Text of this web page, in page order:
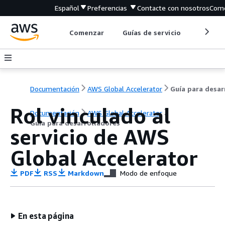
Español Preferencias Contacte con nosotros
Comenzar Guías de servicio
Documentación AWS Global Accelerator
Documentación
AWS Global Accelerator
Guía para desarrolladores
Rol vinculado al
servicio de AWS
Global Accelerator
PDF RSS Markdown Modo de enfoque
En esta página